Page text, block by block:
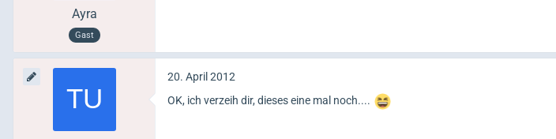
Ayra
Gast
20. April 2012
OK, ich verzeih dir, dieses eine mal noch....